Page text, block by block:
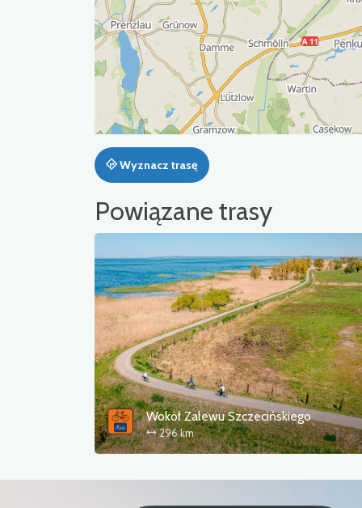
Wyznacz trasę
Powiązane trasy
Wokół Zalewu Szczecińskiego
296 km